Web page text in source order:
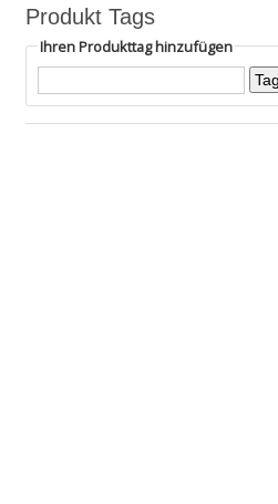
Produkt Tags
Ihren Produkttag hinzufügen